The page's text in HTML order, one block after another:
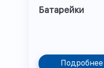
Батарейки
Подробнее